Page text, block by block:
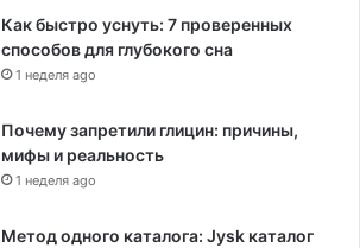
Как быстро уснуть: 7 проверенных
способов для глубокого сна
1 неделя ago
Почему запретили глицин: причины,
мифы и реальность
1 неделя ago
Метод одного каталога: Jysk каталог